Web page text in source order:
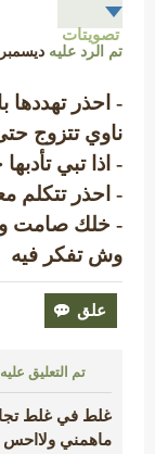
تصويتات
تم الرد عليه ديسمبر 26، 2021
- احذر تهددها
ناوي تتزوج
- اذا تبي
- احذر تتكلم
- خلك صامت
وش تفكر فيه
تم التعليق عليه
غلط في غلط
ماهمني